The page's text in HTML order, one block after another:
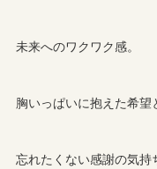
未来へのワクワク感。
胸いっぱいに抱えた希望
忘れたくない感謝の気持